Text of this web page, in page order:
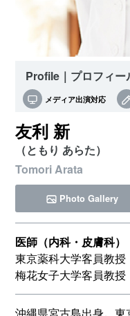
Profile｜プロフィー
メディア出演対応
友利 新
（ともり あらた）
Tomori Arata
Photo Gallery
医師（内科・皮膚科）
東京薬科大学客員教授
梅花女子大学客員教授
沖縄県宮古島出身。東